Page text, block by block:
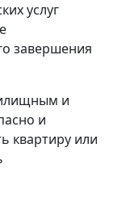
услуг
завершения
и
и
квартиру или